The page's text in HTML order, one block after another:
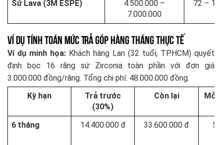
Sứ Lava (3M ESPE)
4.500.000 –
7.000.000
72 –
Ví Dụ Tính Toán Mức Trả Góp Hàng Tháng Thực Tế
Ví dụ minh họa: Khách hàng Lan (32 tuổi, TP.HCM) quyết
định bọc 16 răng sứ Zirconia toàn phần với đơn giá
3.000.000 đồng/răng. Tổng chi phí: 48.000.000 đồng.
Kỳ hạn
Trả trước
(30%)
Còn lại Mỗi
6 tháng 14.400.000 đ 33.600.000 đ